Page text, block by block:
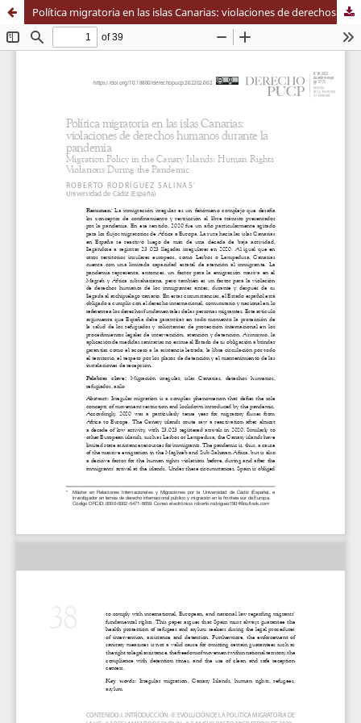
Política migratoria en las islas Canarias: violaciones de derechos humanos durante la pandemia